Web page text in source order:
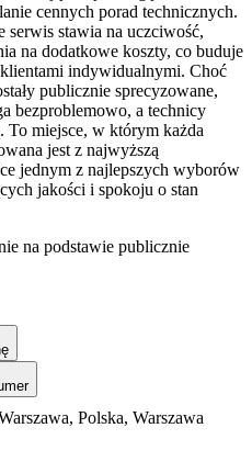
cennych porad technicznych.
serwis stawia na uczciwość,
na dodatkowe koszty, co buduje
indywidualnymi. Choć
publicznie sprecyzowane,
bezproblemowo, a technicy
To miejsce, w którym każda
jest z najwyższą
jednym z najlepszych wyborów
jakości i spokoju o stan
na podstawie publicznie
Polska, Warszawa